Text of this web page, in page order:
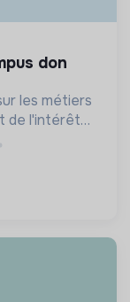
les métiers
de l'intérêt